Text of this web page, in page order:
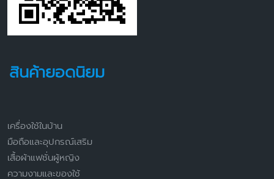
สินค้ายอดนิยม
เครื่องใช้ในบ้าน
มือถือและอุปกรณ์เสริม
เสื้อผ้าแฟชั่นผู้หญิง
ความงามและของใช้